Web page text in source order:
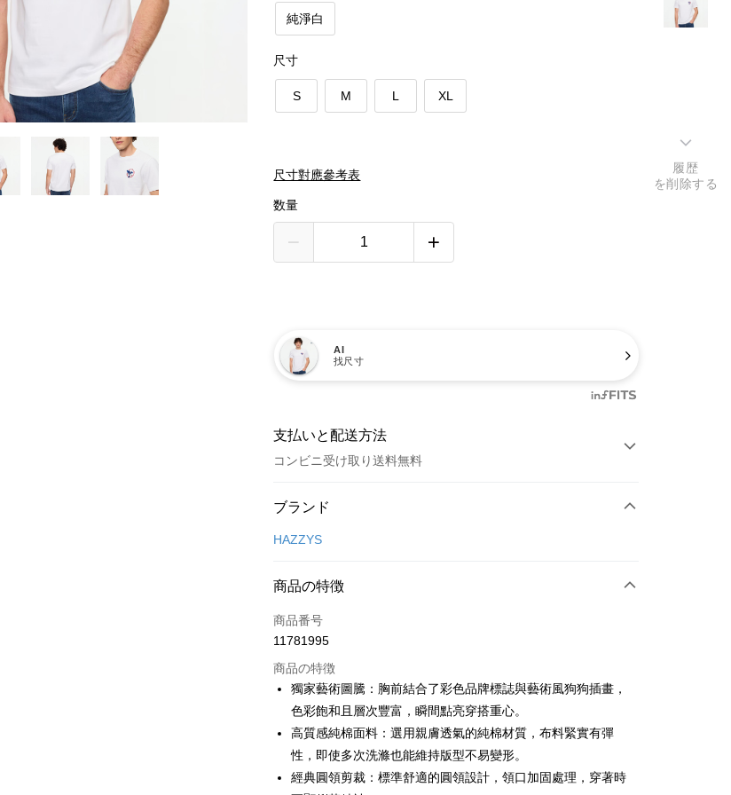
純淨白
尺寸
S M L XL
尺寸對應參考表
数量
AI
找尺寸
支払いと配送方法
コンビニ受け取り送料無料
お支払い方法
クレジットカード1回払い
Apple Pay
JKOPAY
OP Pay Later
説明
【OP Pay Later 使用説明】
AFTEE代金後払い
ブランド
HAZZYS
商品の特徴
商品番号
11781995
商品の特徴
獨家藝術圖騰：胸前結合了彩色品牌標誌與藝術風狗狗插畫，
色彩飽和且層次豐富，瞬間點亮穿搭重心。
高質感純棉面料：選用親膚透氣的純棉材質，布料緊實有彈
性，即使多次洗滌也能維持版型不易變形。
經典圓領剪裁：標準舒適的圓領設計，領口加固處理，穿著時
履歴
を削除する